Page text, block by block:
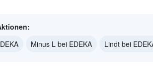
Minus L bei EDEKA Lindt bei